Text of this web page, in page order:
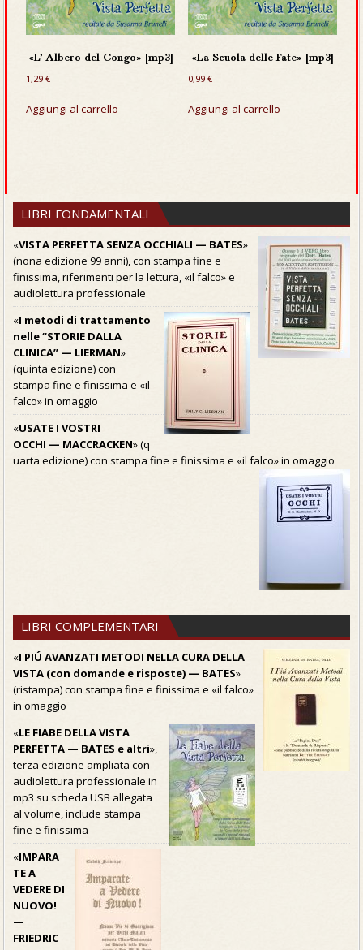
«L’ Albero del Congo» [mp3]
1,29€
Aggiungi al carrello
«La Scuola delle Fate» [mp3]
0,99 €
Aggiungi al carrello
LIBRI FONDAMENTALI
«VISTA PERFETTA SENZA OCCHIALI — BATES»
(nona edizione 99 anni), con stampa fine e
finissima, riferimenti per la lettura, «il falco» e
audiolettura professionale
«I metodi di trattamento
nelle “STORIE DALLA
CLINICA” — LIERMAN»
(quinta edizione) con
stampa fine e finissima e «il
falco» in omaggio
«USATE I VOSTRI
OCCHI — MACCRACKEN» (q
uarta edizione) con stampa fine e finissima e «il falco» in omaggio
LIBRI COMPLEMENTARI
«I PIÚ AVANZATI METODI NELLA CURA DELLA
VISTA (con domande e risposte) — BATES»
(ristampa) con stampa fine e finissima e «il falco»
in omaggio
«LE FIABE DELLA VISTA
PERFETTA — BATES e altri»,
terza edizione ampliata con
audiolettura professionale in
mp3 su scheda USB allegata
al volume, include stampa
fine e finissima
«IMPARA
TE A
VEDERE DI
NUOVO!
—
FRIEDRIC